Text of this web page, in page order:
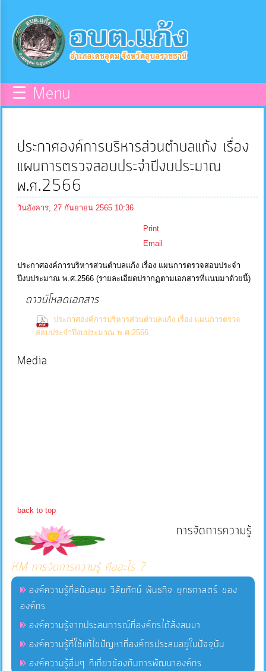
หน้า
หลัก
ข้อมูล
พื้น
บุคลากร
แผน
ยุทธศาสตร์
ข้อมูล
จัดการ
ให้
บริการ
แผนการ
จ่าย
งบ
ประมาณ
ประจำ
ปี
☰ Menu
ประกาศองค์การบริหารส่วนตำบลแก้ง เรื่อง
แผนการตรวจสอบประจำปีงบประมาณ
พ.ศ.2566
วันอังคาร, 27 กันยายน 2565 10:36
Print
Email
ประกาศองค์การบริหารส่วนตำบลแก้ง เรื่อง แผนการตรวจสอบประจำ
ปีงบประมาณ พ.ศ.2566 (รายละเอียดปรากฏตามเอกสารที่แนบมาด้วยนี้)
ดาวน์โหลดเอกสาร
ประกาศองค์การบริหารส่วนตำบลแก้ง เรื่อง แผนการตรวจ
สอบประจำปีงบประมาณ พ.ศ.2566
Media
back to top
การจัดการความรู้
KM การจัดการความรู้ คืออะไร ?
องค์ความรู้ที่สนับสนุน วิสัยทัศน์ พันธกิจ ยุทธศาสตร์ ของ
องค์กร
องค์ความรู้จากประสบการณ์ที่องค์กรได้สั่งสมมา
องค์ความรู้ที่ใช้แก้ไขปัญหาที่องค์กรประสบอยู่ในปัจจุบัน
องค์ความรู้อื่นๆ ที่เกี่ยวข้องกับการพัฒนาองค์กร